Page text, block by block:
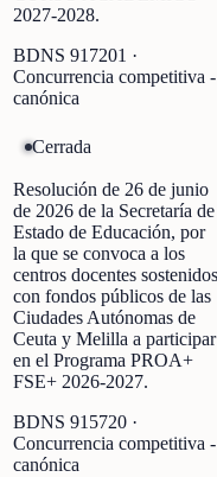
2027-2028.
BDNS 917201 ·
Concurrencia competitiva -
canónica
Cerrada
Resolución de 26 de junio
de 2026 de la Secretaría de
Estado de Educación, por
la que se convoca a los
centros docentes sostenidos
con fondos públicos de las
Ciudades Autónomas de
Ceuta y Melilla a participar
en el Programa PROA+
FSE+ 2026-2027.
BDNS 915720 ·
Concurrencia competitiva -
canónica